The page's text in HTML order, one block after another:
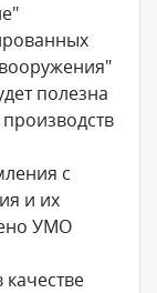
полезна
с
и их
УМО